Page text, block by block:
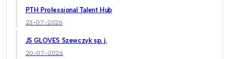
PTH Professional Talent Hub
23-07-2026
JS GLOVES Szewczyk sp. j.
20-07-2026